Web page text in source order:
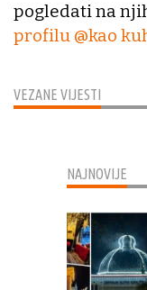
VEZANE VIJESTI
pogledati na
profilu @kao
NAJNOVIJE